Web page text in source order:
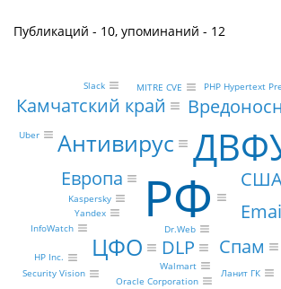
Публикаций - 10, упоминаний - 12
РФ
Антивирус
ЦФО DLP Спам
Европа
Камчатский край
Kaspersky
Dr.Web
Yandex
Security Vision
InfoWatch
HP Inc.
Oracle Corporation
Ланит ГК
Walmart
Uber
PHP Hypertext
MITRE CVE
Slack